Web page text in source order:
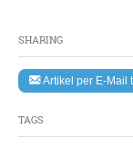
SHARING
Artikel per E-Mail
TAGS